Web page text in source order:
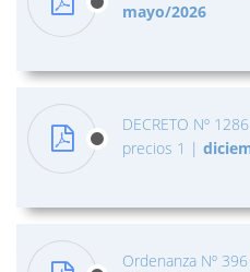
mayo/2026
DECRETO Nº
precios 1 |
Ordenanza Nº